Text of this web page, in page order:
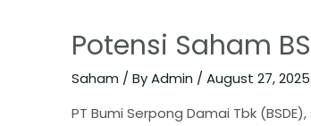
Potensi Saham
Saham / ByAdmin /August 27, 2025
PT Bumi Serpong Damai Tbk